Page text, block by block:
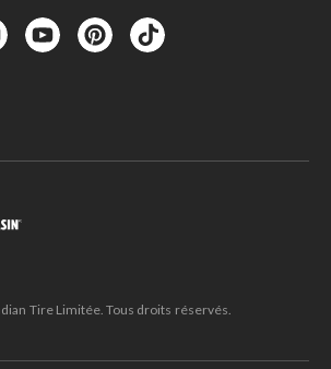
Tire Limitée. Tous droits réservés.